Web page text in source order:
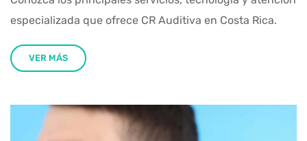
especializada que ofrece CR Auditiva en Costa Rica.
VER MÁS